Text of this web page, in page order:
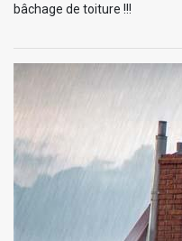
bâchage de toiture !!!